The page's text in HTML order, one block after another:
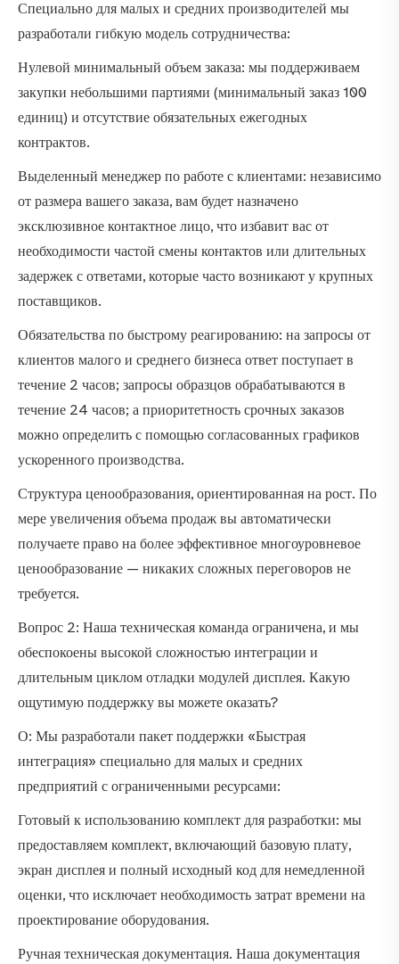
Специально для малых и средних производителей мы
разработали гибкую модель сотрудничества:
Нулевой минимальный объем заказа: мы поддерживаем
закупки небольшими партиями (минимальный заказ 100
единиц) и отсутствие обязательных ежегодных
контрактов.
Выделенный менеджер по работе с клиентами: независимо
от размера вашего заказа, вам будет назначено
эксклюзивное контактное лицо, что избавит вас от
необходимости частой смены контактов или длительных
задержек с ответами, которые часто возникают у крупных
поставщиков.
Обязательства по быстрому реагированию: на запросы от
клиентов малого и среднего бизнеса ответ поступает в
течение 2 часов; запросы образцов обрабатываются в
течение 24 часов; а приоритетность срочных заказов
можно определить с помощью согласованных графиков
ускоренного производства.
Структура ценообразования, ориентированная на рост. По
мере увеличения объема продаж вы автоматически
получаете право на более эффективное многоуровневое
ценообразование — никаких сложных переговоров не
требуется.
Вопрос 2: Наша техническая команда ограничена, и мы
обеспокоены высокой сложностью интеграции и
длительным циклом отладки модулей дисплея. Какую
ощутимую поддержку вы можете оказать?
О: Мы разработали пакет поддержки «Быстрая
интеграция» специально для малых и средних
предприятий с ограниченными ресурсами:
Готовый к использованию комплект для разработки: мы
предоставляем комплект, включающий базовую плату,
экран дисплея и полный исходный код для немедленной
оценки, что исключает необходимость затрат времени на
проектирование оборудования.
Ручная техническая документация. Наша документация